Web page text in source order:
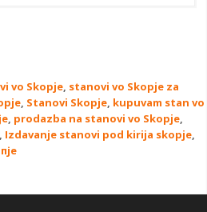
vo Skopje, stanovi vo Skopje za
, Stanovi Skopje, kupuvam stan vo
, prodazba na stanovi vo Skopje,
, Izdavanje stanovi pod kirija skopje,